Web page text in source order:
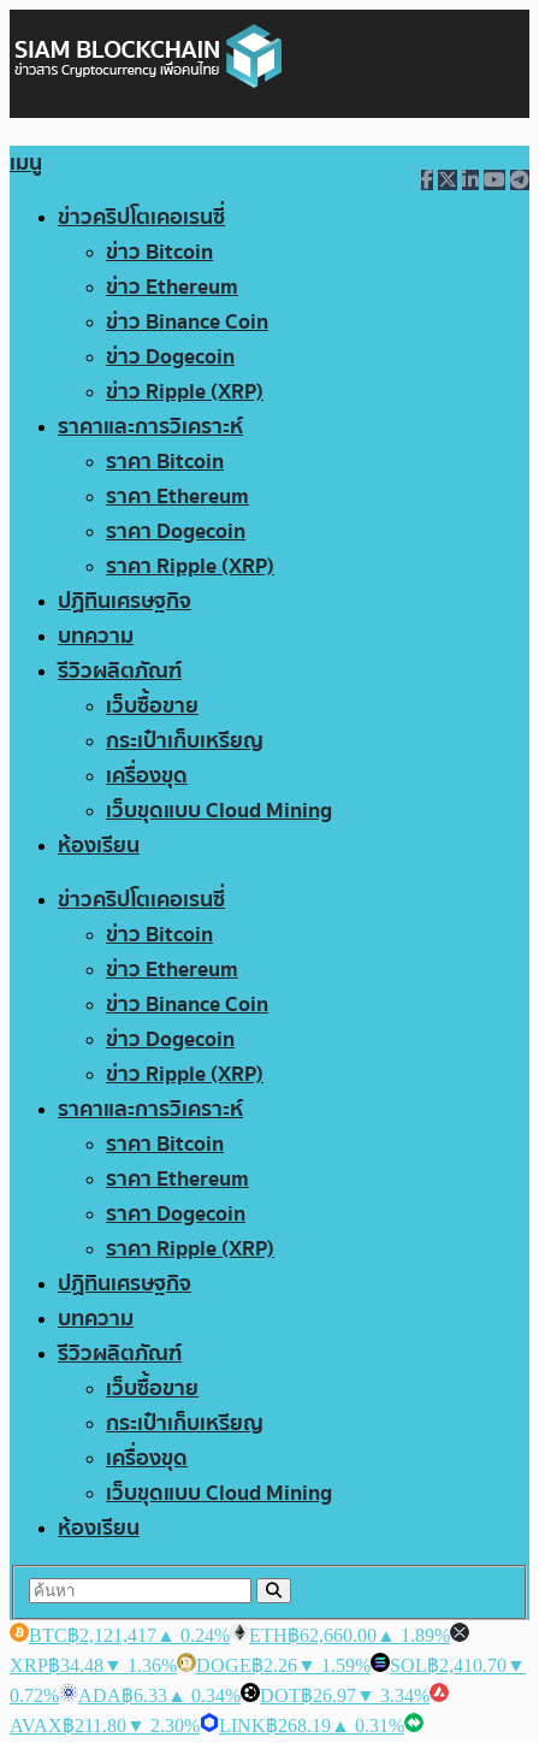
เมนู
ข่าวคริปโตเคอเรนซี่
ข่าว Bitcoin
ข่าว Ethereum
ข่าว Binance Coin
ข่าว Dogecoin
ข่าว Ripple (XRP)
ราคาและการวิเคราะห์
ราคา Bitcoin
ราคา Ethereum
ราคา Dogecoin
ราคา Ripple (XRP)
ปฏิทินเศรษฐกิจ
บทความ
รีวิวผลิตภัณฑ์
เว็บซื้อขาย
กระเป๋าเก็บเหรียญ
เครื่องขุด
เว็บขุดแบบ Cloud Mining
ห้องเรียน
ข่าวคริปโตเคอเรนซี่
ข่าว Bitcoin
ข่าว Ethereum
ข่าว Binance Coin
ข่าว Dogecoin
ข่าว Ripple (XRP)
ราคาและการวิเคราะห์
ราคา Bitcoin
ราคา Ethereum
ราคา Dogecoin
ราคา Ripple (XRP)
ปฏิทินเศรษฐกิจ
บทความ
รีวิวผลิตภัณฑ์
เว็บซื้อขาย
กระเป๋าเก็บเหรียญ
เครื่องขุด
เว็บขุดแบบ Cloud Mining
ห้องเรียน
BTC฿2,121,417 ▲ 0.24% ETH฿62,660.00 ▲ 1.89%
XRP฿34.48▼ 1.36% DOGE฿2.26▼ 1.59% SOL฿2,410.70▼
0.72%
ADA฿6.33 ▲ 0.34% DOT฿26.97▼ 3.34%
AVAX฿211.80▼ 2.30% LINK฿268.19 ▲ 0.31%